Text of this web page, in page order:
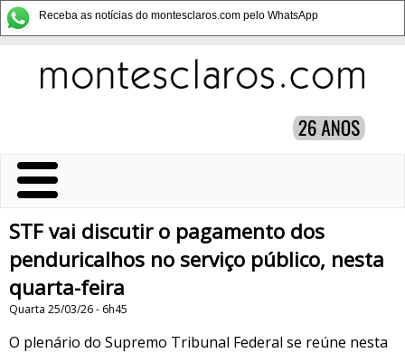
Receba as notícias do montesclaros.com pelo WhatsApp
STF vai discutir o pagamento dos
penduricalhos no serviço público, nesta
quarta-feira
Quarta 25/03/26 - 6h45
O plenário do Supremo Tribunal Federal se reúne nesta